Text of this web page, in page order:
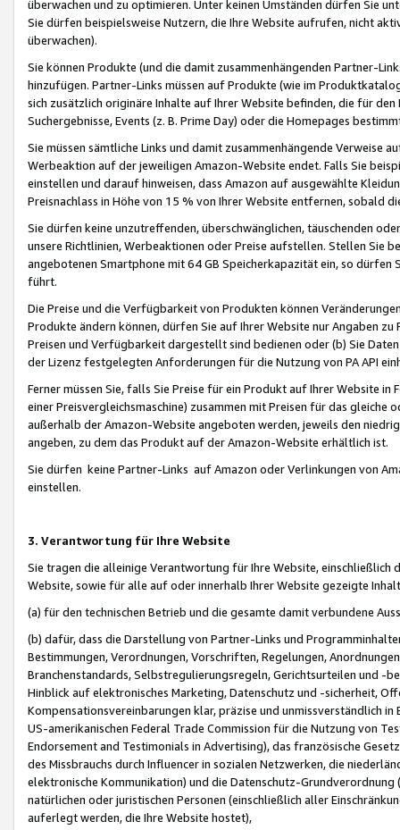
überwachen und zu optimieren. Unter keinen Umständen dürfen Sie
Sie dürfen beispielsweise Nutzern, die Ihre Website aufrufen, nicht
überwachen).
Sie können Produkte (und die damit zusammenhängenden Partner-
hinzufügen. Partner-Links müssen auf Produkte (wie im
sich zusätzlich originäre Inhalte auf Ihrer Website befinden, die für
Suchergebnisse, Events (z. B. Prime Day) oder die Homepages
Sie müssen sämtliche Links und damit zusammenhängende
Werbeaktion auf der jeweiligen Amazon-Website endet. Falls Sie
einstellen und darauf hinweisen, dass Amazon auf ausgewählte
Preisnachlass in Höhe von 15 % von Ihrer Website entfernen, sobald
Sie dürfen keine unzutreffenden, überschwänglichen, täuschenden
unsere Richtlinien, Werbeaktionen oder Preise aufstellen. Stellen Sie
angebotenen Smartphone mit 64 GB Speicherkapazität ein, so dürfen
führt.
Die Preise und die Verfügbarkeit von Produkten können
Produkte ändern können, dürfen Sie auf Ihrer Website nur Angaben
Preisen und Verfügbarkeit dargestellt sind bedienen oder (b) Sie
der Lizenz festgelegten Anforderungen für die Nutzung von PA API
Ferner müssen Sie, falls Sie Preise für ein Produkt auf Ihrer Website
einer Preisvergleichsmaschine) zusammen mit Preisen für das
außerhalb der Amazon-Website angeboten werden, jeweils den
angeben, zu dem das Produkt auf der Amazon-Website erhältlich ist.
Sie dürfen keine Partner-Links auf Amazon oder Verlinkungen von
einstellen.
3. Verantwortung für Ihre Website
Sie tragen die alleinige Verantwortung für Ihre Website,
Website, sowie für alle auf oder innerhalb Ihrer Website gezeigte
(a) für den technischen Betrieb und die gesamte damit verbundene
(b) dafür, dass die Darstellung von Partner-Links und
Bestimmungen, Verordnungen, Vorschriften, Regelungen,
Branchenstandards, Selbstregulierungsregeln, Gerichtsurteilen und -
Hinblick auf elektronisches Marketing, Datenschutz und -sicherheit,
Kompensationsvereinbarungen klar, präzise und unmissverständlich
US-amerikanischen Federal Trade Commission für die Nutzung von
Endorsement and Testimonials in Advertising), das französische
des Missbrauchs durch Influencer in sozialen Netzwerken, die
elektronische Kommunikation) und die Datenschutz-
natürlichen oder juristischen Personen (einschließlich aller
auferlegt werden, die Ihre Website hostet),